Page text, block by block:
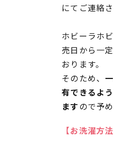
にてご連絡
ホビーラホ
売日から一
おります。
そのため、
有できるよ
ますので予
【お洗濯方